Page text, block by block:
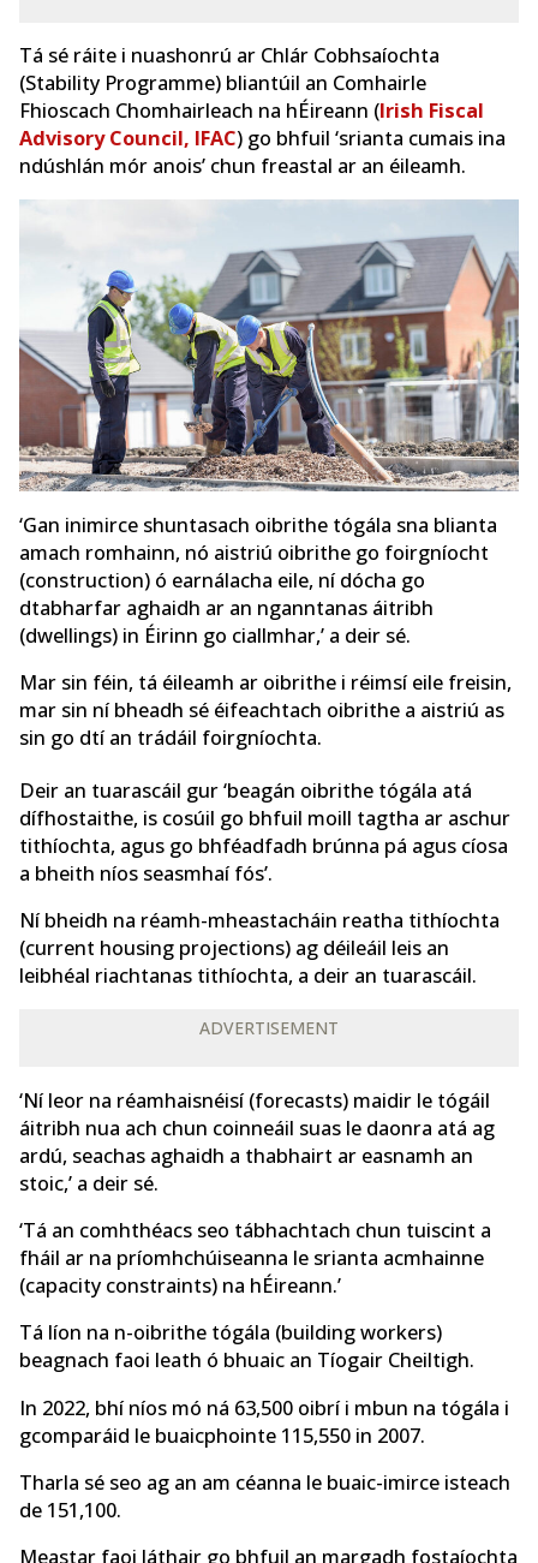
Tá sé ráite i nuashonrú ar Chlár Cobhsaíochta
(Stability Programme) bliantúil an Comhairle
Fhioscach Chomhairleach na hÉireann (Irish Fiscal
Advisory Council, IFAC) go bhfuil ‘srianta cumais ina
ndúshlán mór anois’ chun freastal ar an éileamh.
‘Gan inimirce shuntasach oibrithe tógála sna blianta
amach romhainn, nó aistriú oibrithe go foirgníocht
(construction) ó earnálacha eile, ní dócha go
dtabharfar aghaidh ar an nganntanas áitribh
(dwellings) in Éirinn go ciallmhar,’ a deir sé.
Mar sin féin, tá éileamh ar oibrithe i réimsí eile freisin,
mar sin ní bheadh sé éifeachtach oibrithe a aistriú as
sin go dtí an trádáil foirgníochta.
Deir an tuarascáil gur ‘beagán oibrithe tógála atá
dífhostaithe, is cosúil go bhfuil moill tagtha ar aschur
tithíochta, agus go bhféadfadh brúnna pá agus cíosa
a bheith níos seasmhaí fós’.
Ní bheidh na réamh-mheastacháin reatha tithíochta
(current housing projections) ag déileáil leis an
leibhéal riachtanas tithíochta, a deir an tuarascáil.
ADVERTISEMENT
‘Ní leor na réamhaisnéisí (forecasts) maidir le tógáil
áitribh nua ach chun coinneáil suas le daonra atá ag
ardú, seachas aghaidh a thabhairt ar easnamh an
stoic,’ a deir sé.
‘Tá an comhthéacs seo tábhachtach chun tuiscint a
fháil ar na príomhchúiseanna le srianta acmhainne
(capacity constraints) na hÉireann.’
Tá líon na n-oibrithe tógála (building workers)
beagnach faoi leath ó bhuaic an Tíogair Cheiltigh.
In 2022, bhí níos mó ná 63,500 oibrí i mbun na tógála i
gcomparáid le buaicphointe 115,550 in 2007.
Tharla sé seo ag an am céanna le buaic-imirce isteach
de 151,100.
Meastar faoi láthair go bhfuil an margadh fostaíochta